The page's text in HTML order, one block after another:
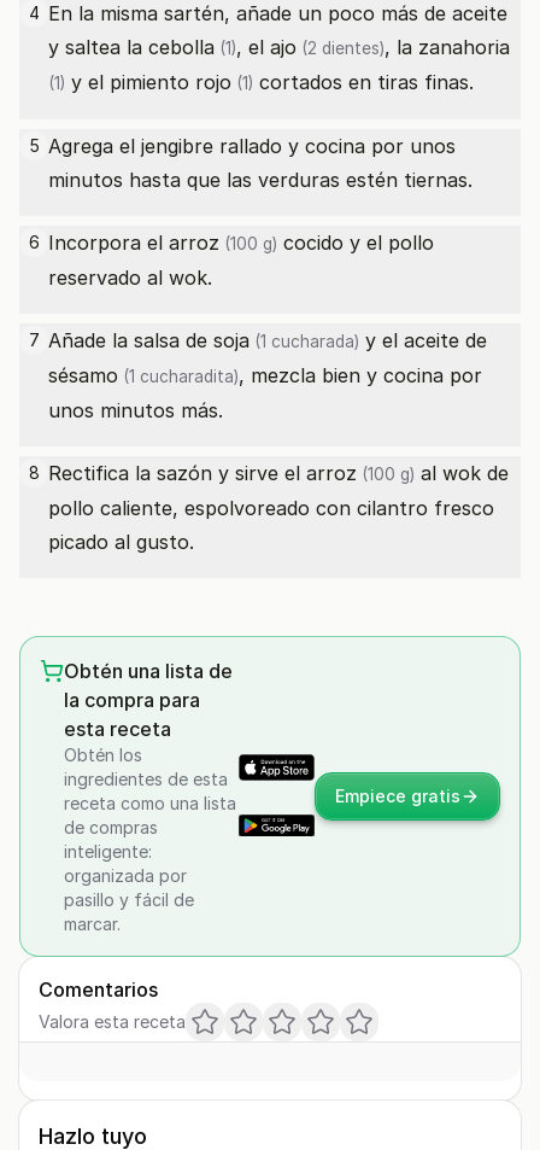
4 En la misma sartén, añade un poco más de aceite
y saltea la cebolla (1), el ajo (2 dientes), la zanahoria
(1) y el pimiento rojo (1) cortados en tiras finas.
5 Agrega el jengibre rallado y cocina por unos
minutos hasta que las verduras estén tiernas.
6 Incorpora el arroz (100 g) cocido y el pollo
reservado al wok.
7 Añade la salsa de soja (1 cucharada) y el aceite de
sésamo (1 cucharadita), mezcla bien y cocina por
unos minutos más.
8 Rectifica la sazón y sirve el arroz (100 g) al wok de
pollo caliente, espolvoreado con cilantro fresco
picado al gusto.
Obtén una lista de
la compra para
esta receta
Obtén los
ingredientes de esta
receta como una lista
de compras
inteligente:
organizada por
pasillo y fácil de
marcar.
Empiece gratis
Comentarios
Valora esta receta
Hazlo tuyo